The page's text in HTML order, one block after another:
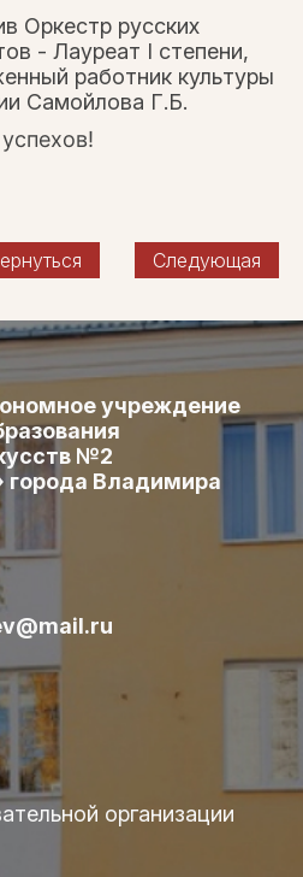
Оркестр русских
- Лауреат I степени,
работник культуры
Самойлова Г.Б.
Следующая
учреждение
№2
Владимира
организации